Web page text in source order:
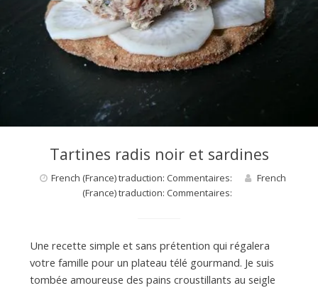
Tartines radis noir et sardines
French (France) traduction: Commentaires:
French
(France) traduction: Commentaires:
Une recette simple et sans prétention qui régalera
votre famille pour un plateau télé gourmand. Je suis
tombée amoureuse des pains croustillants au seigle